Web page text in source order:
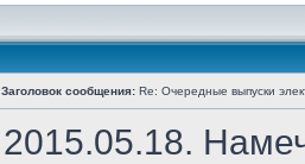
Заголовок сообщения: Re: Очередные выпуски
2015.05.18.